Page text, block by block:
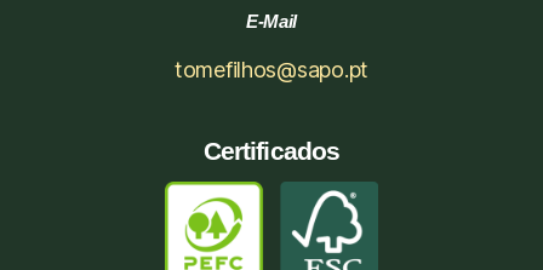
E-Mail
tomefilhos@sapo.pt
Certificados